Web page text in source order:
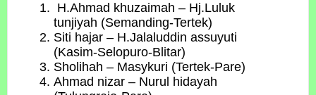
H.Ahmad khuzaimah – Hj.Luluk
tunjiyah (Semanding-Tertek)
Siti hajar – H.Jalaluddin assuyuti
(Kasim-Selopuro-Blitar)
Sholihah – Masykuri (Tertek-Pare)
Ahmad nizar – Nurul hidayah